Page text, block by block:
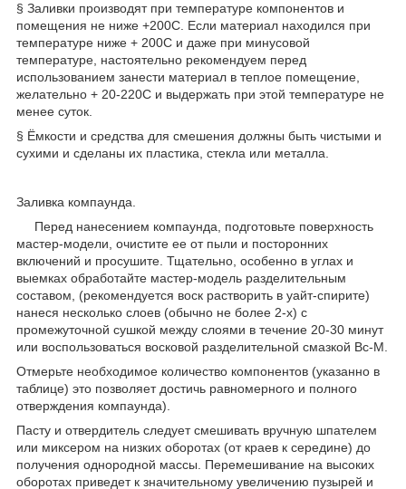
§ Заливки производят при температуре компонентов и
помещения не ниже +200С. Если материал находился при
температуре ниже + 200С и даже при минусовой
температуре, настоятельно рекомендуем перед
использованием занести материал в теплое помещение,
желательно + 20-220С и выдержать при этой температуре не
менее суток.
§ Ёмкости и средства для смешения должны быть чистыми и
сухими и сделаны их пластика, стекла или металла.
Заливка компаунда.
Перед нанесением компаунда, подготовьте поверхность
мастер-модели, очистите ее от пыли и посторонних
включений и просушите. Тщательно, особенно в углах и
выемках обработайте мастер-модель разделительным
составом, (рекомендуется воск растворить в уайт-спирите)
нанеся несколько слоев (обычно не более 2-х) с
промежуточной сушкой между слоями в течение 20-30 минут
или воспользоваться восковой разделительной смазкой Вс-М.
Отмерьте необходимое количество компонентов (указанно в
таблице) это позволяет достичь равномерного и полного
отверждения компаунда).
Пасту и отвердитель следует смешивать вручную шпателем
или миксером на низких оборотах (от краев к середине) до
получения однородной массы. Перемешивание на высоких
оборотах приведет к значительному увеличению пузырей и